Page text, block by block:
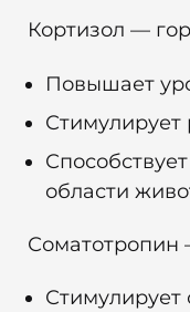
Кортизол —
Повышает
Стимулирует
области
Соматотропин
Стимулирует